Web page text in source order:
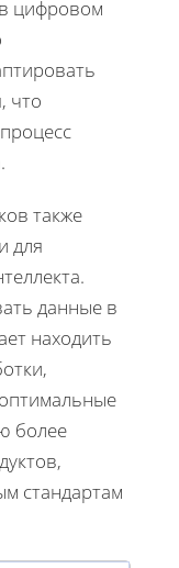
цифровом
что
также
для
данные в
находить
более
стандартам